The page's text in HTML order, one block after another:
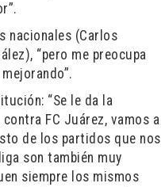
nacionales (Carlos
“pero me preocupa
“Se le da la
FC Juárez, vamos a
de los partidos que nos
son también muy
siempre los mismos